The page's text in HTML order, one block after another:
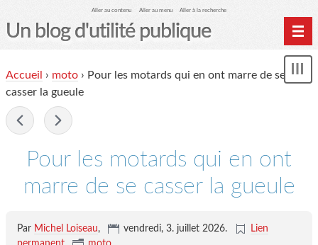
Aller au contenu Aller au menu Aller à la recherche
Un blog d'utilité publique
le Glob qui nuisait grave
le blog des origines
Accueil › moto › Pour les motards qui en ont marre de se
casser la gueule
Pour les motards qui en ont
marre de se casser la gueule
Par Michel Loiseau, vendredi, 3. juillet 2026.
Lien